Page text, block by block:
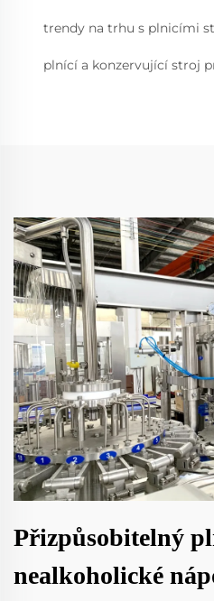
trendy na trhu s plnicími
plnící a konzervující stroj
Přizpůsobitelný
nealkoholické